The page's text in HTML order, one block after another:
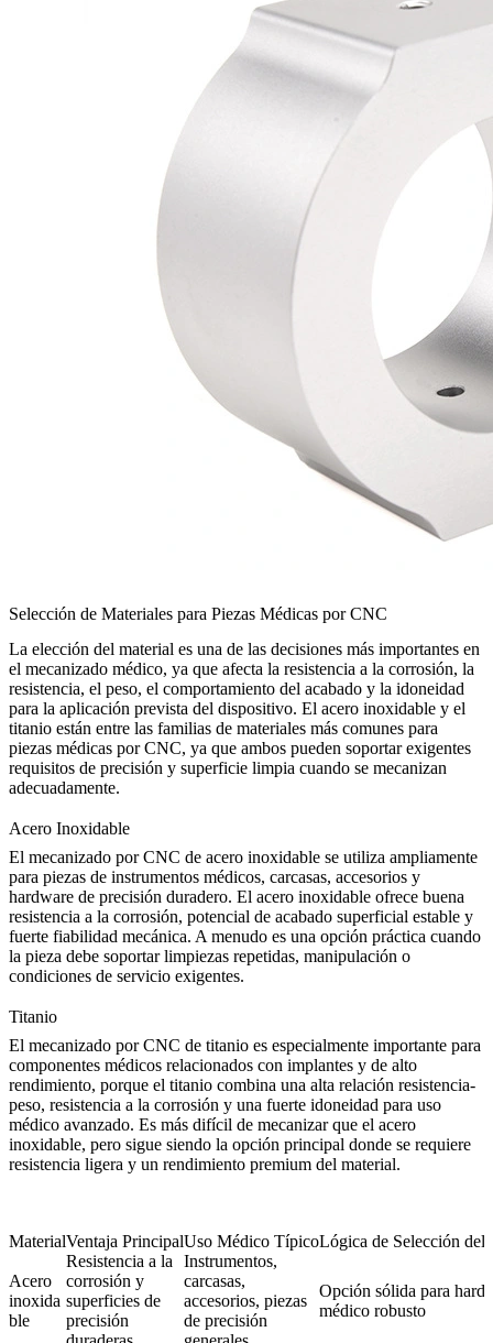
Selección de Materiales para Piezas Médicas por CNC
La elección del material es una de las decisiones más importantes en
el mecanizado médico, ya que afecta la resistencia a la corrosión, la
resistencia, el peso, el comportamiento del acabado y la idoneidad
para la aplicación prevista del dispositivo. El acero inoxidable y el
titanio están entre las familias de materiales más comunes para
piezas médicas por CNC, ya que ambos pueden soportar exigentes
requisitos de precisión y superficie limpia cuando se mecanizan
adecuadamente.
Acero Inoxidable
El mecanizado por CNC de acero inoxidable se utiliza ampliamente
para piezas de instrumentos médicos, carcasas, accesorios y
hardware de precisión duradero. El acero inoxidable ofrece buena
resistencia a la corrosión, potencial de acabado superficial estable y
fuerte fiabilidad mecánica. A menudo es una opción práctica cuando
la pieza debe soportar limpiezas repetidas, manipulación o
condiciones de servicio exigentes.
Titanio
El mecanizado por CNC de titanio es especialmente importante para
componentes médicos relacionados con implantes y de alto
rendimiento, porque el titanio combina una alta relación resistencia-
peso, resistencia a la corrosión y una fuerte idoneidad para uso
médico avanzado. Es más difícil de mecanizar que el acero
inoxidable, pero sigue siendo la opción principal donde se requiere
resistencia ligera y un rendimiento premium del material.
MaterialVentaja PrincipalUso Médico TípicoLógica de Selección del
Acero
inoxida
ble
Resistencia a la
corrosión y
superficies de
precisión
Instrumentos,
carcasas,
accesorios, piezas
de precisión
Opción sólida para
médico robusto